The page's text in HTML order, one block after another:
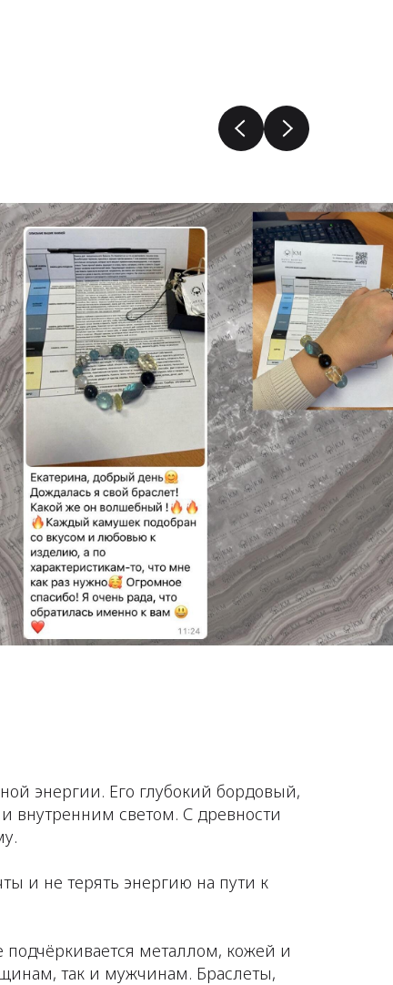
энергии. Его глубокий бордовый,
внутренним светом. С древности
и не терять энергию на пути к
металлом, кожей и
так и мужчинам. Браслеты,